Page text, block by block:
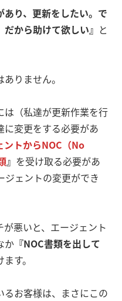
あり、更新をしたい。で
から助けて欲しい』 と
りません。
（私達が更新作業を行
に変更をする必要があ
ントからNOC（No
』 を受け取る必要があ
ジェントの変更ができ
悪いと、エージェント
か 『NOC書類を出して
す。
お客様は、まさにこの